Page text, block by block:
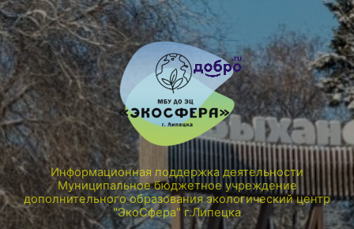
Информационная поддержка деятельности
Муниципальное бюджетное учреждение
дополнительного образования экологический центр
"ЭкоСфера" г.Липецка